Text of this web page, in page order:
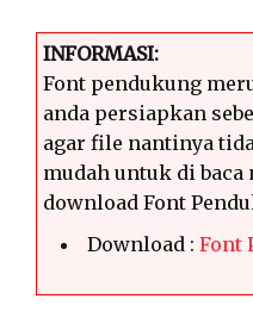
INFORMASI:
Font pendukung
anda persiapkan
agar file nantinya
mudah untuk di
download Font
Download : Font